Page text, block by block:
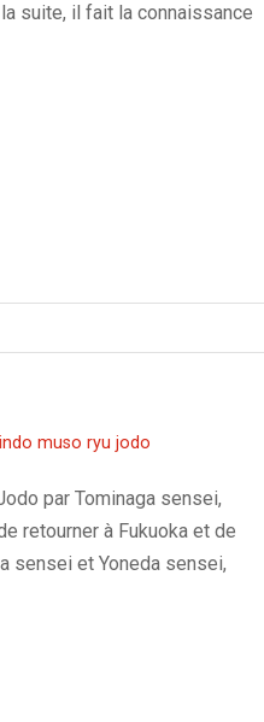
suite, il fait la connaissance
muso ryu jodo
par Tominaga sensei,
retourner à Fukuoka et de
sensei et Yoneda sensei,